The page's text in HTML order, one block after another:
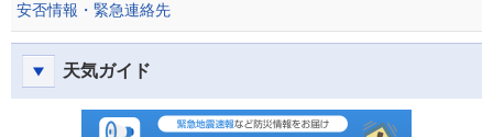
安否情報・緊急連絡先
天気ガイド